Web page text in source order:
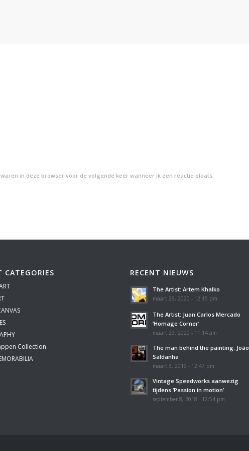
in deze browser voor de volgende keer wanneer ik een reactie plaats.
CATEGORIES
Collection
RECENT NIEUWS
The Artist: Artem Khalko
maart 29, 2020 - 12:15 pm
The Artist: Juan Carlos Mercado
‘Homage Corner’
maart 29, 2020 - 11:14 am
The man behind the painting: João
Saldanha
maart 3, 2019 - 12:47 pm
Vintage Speedworks aanwezig
tijdens ‘Passion in motion’
september 8, 2018 - 12:54 pm